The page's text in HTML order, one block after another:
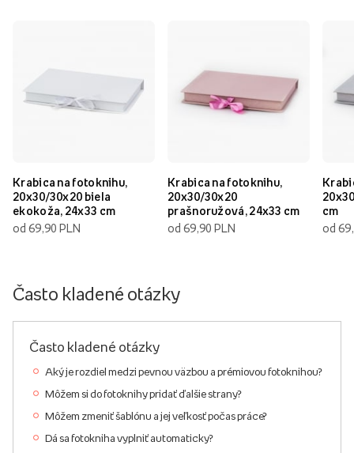
Krabica na fotoknihu,
20x30/30x20 biela
ekokoža, 24x33 cm
od 69,90 PLN
Krabica na fotoknihu,
20x30/30x20
prašnoružová, 24x33 cm
od 69,90 PLN
cm
od
Často kladené otázky
Často kladené otázky
Aký je rozdiel medzi pevnou väzbou a prémiovou fotoknihou?
Môžem si do fotoknihy pridať ďalšie strany?
Môžem zmeniť šablónu a jej veľkosť počas práce?
Dá sa fotokniha vyplniť automaticky?